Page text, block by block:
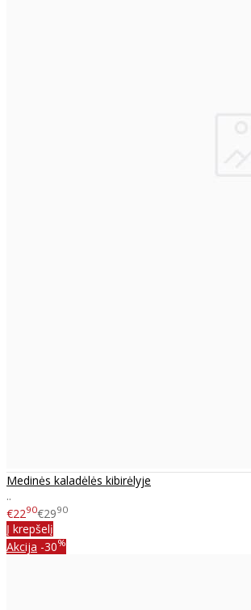
Medinės kaladėlės kibirėlyje
..
€2290€2990
Į krepšelį
Akcija -30%